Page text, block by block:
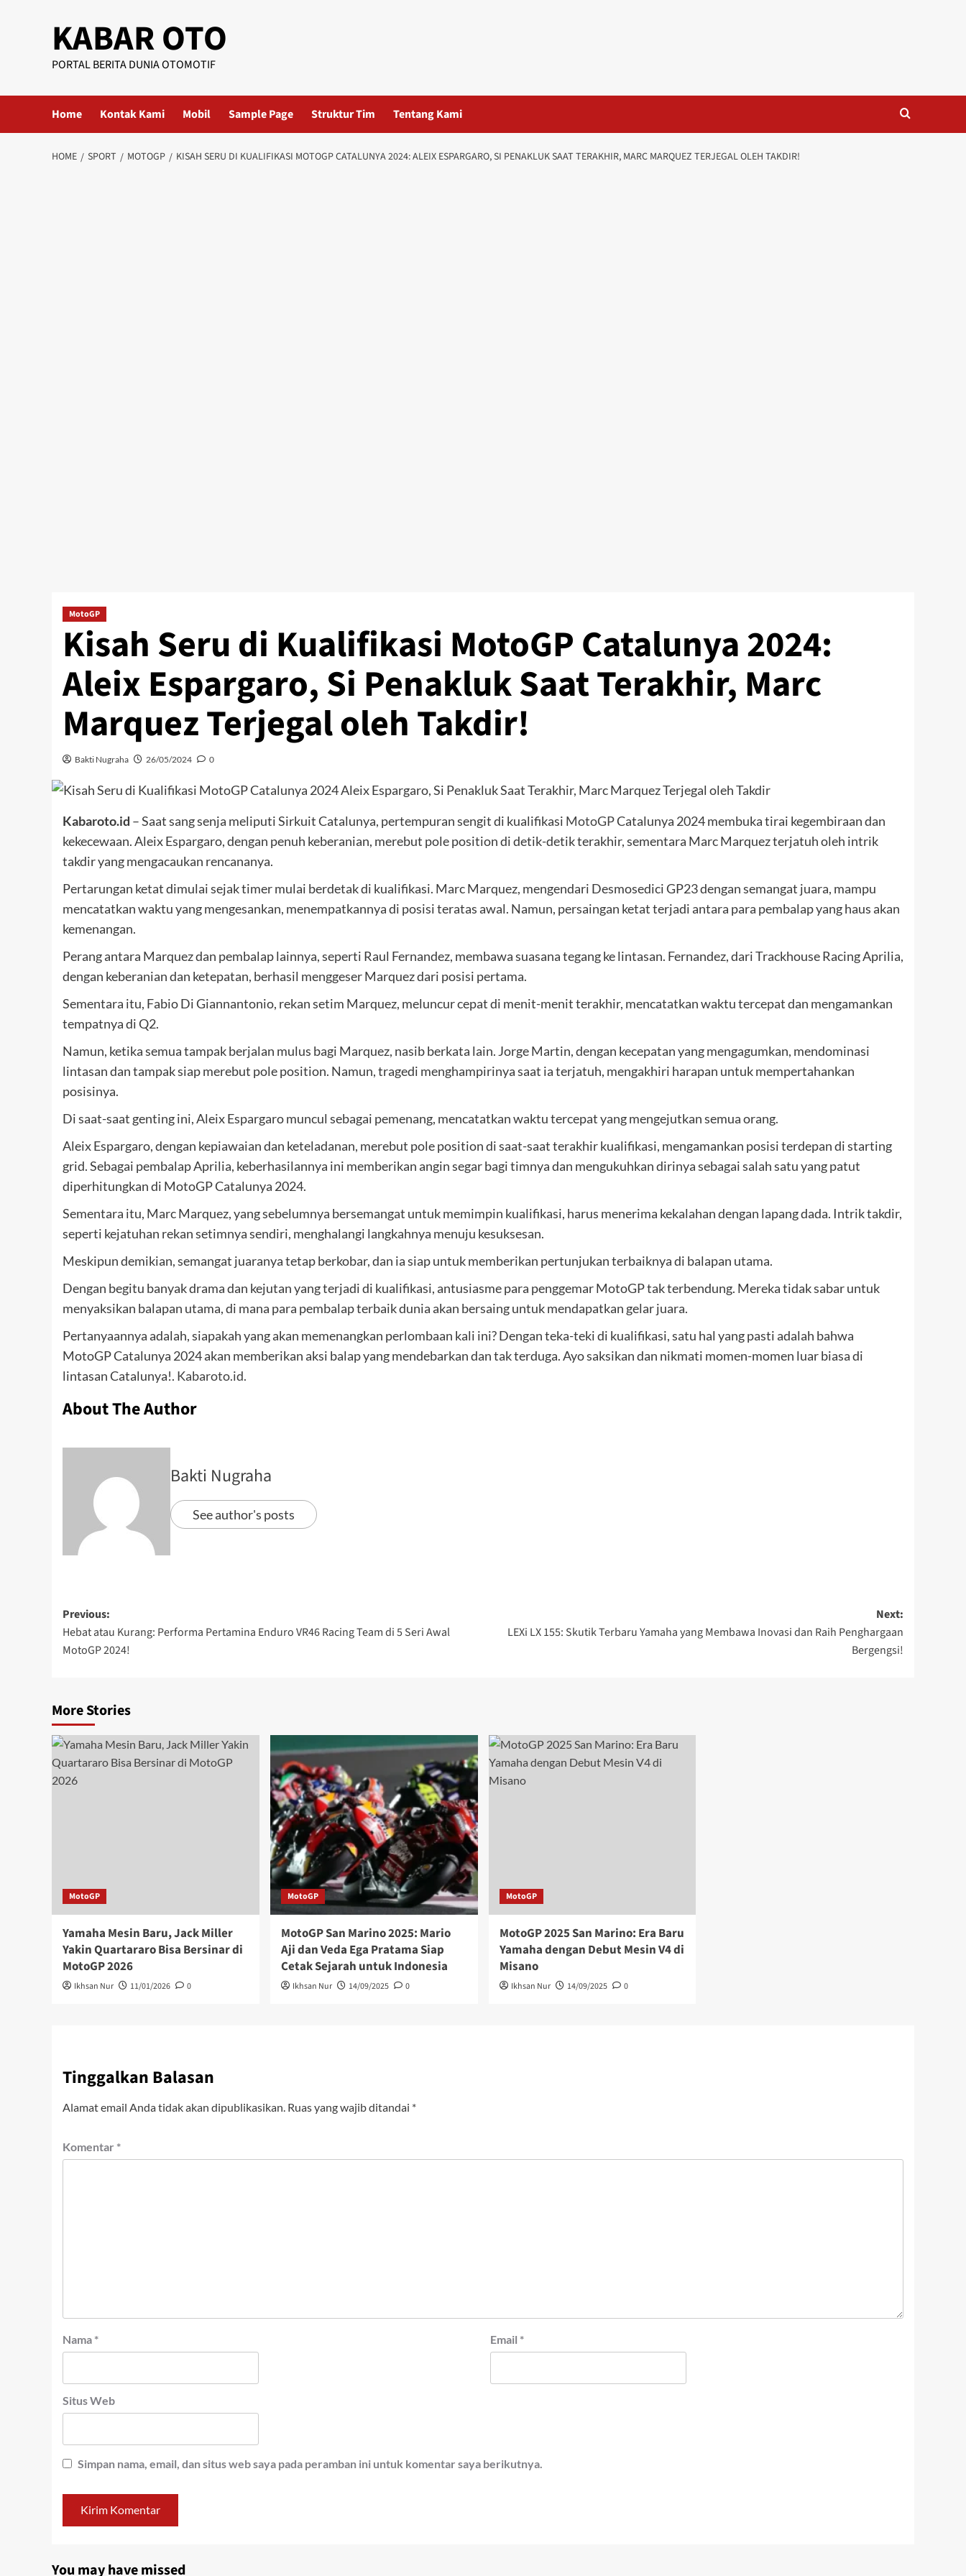
KABAR OTO
PORTAL BERITA DUNIA OTOMOTIF
Home Kontak Kami Mobil Sample Page Struktur Tim Tentang Kami
HOME SPORT MOTOGP KISAH SERU DI KUALIFIKASI MOTOGP CATALUNYA 2024: ALEIX ESPARGARO, SI PENAKLUK SAAT TERAKHIR, MARC MARQUEZ TERJEGAL OLEH TAKDIR!
MotoGP
Kisah Seru di Kualifikasi MotoGP Catalunya 2024:
Aleix Espargaro, Si Penakluk Saat Terakhir, Marc
Marquez Terjegal oleh Takdir!
Bakti Nugraha 26/05/2024 0
Kabaroto.id – Saat sang senja meliputi Sirkuit Catalunya, pertempuran sengit di kualifikasi MotoGPCatalunya 2024 membuka tirai kegembiraan dan
kekecewaan. Aleix Espargaro, dengan penuh keberanian, merebut pole position di detik-detik terakhir, sementara Marc Marquez terjatuh oleh intrik
takdir yang mengacaukan rencananya.
Pertarungan ketat dimulai sejak timer mulai berdetak di kualifikasi. Marc Marquez, mengendari Desmosedici GP23 dengan semangat juara, mampu
mencatatkan waktu yang mengesankan, menempatkannya di posisi teratas awal. Namun, persaingan ketat terjadi antara para pembalap yang haus akan
kemenangan.
Perang antara Marquez dan pembalap lainnya, seperti Raul Fernandez, membawa suasana tegang ke lintasan. Fernandez, dari Trackhouse Racing Aprilia,
dengan keberanian dan ketepatan, berhasil menggeser Marquez dari posisi pertama.
Sementara itu, Fabio Di Giannantonio, rekan setim Marquez, meluncur cepat di menit-menit terakhir, mencatatkan waktu tercepat dan mengamankan
tempatnya di Q2.
Namun, ketika semua tampak berjalan mulus bagi Marquez, nasib berkata lain. Jorge Martin, dengan kecepatan yang mengagumkan, mendominasi
lintasan dan tampak siap merebut pole position. Namun, tragedi menghampirinya saat ia terjatuh, mengakhiri harapan untuk mempertahankan
posisinya.
Di saat-saat genting ini, Aleix Espargaro muncul sebagai pemenang, mencatatkan waktu tercepat yang mengejutkan semua orang.
Aleix Espargaro, dengan kepiawaian dan keteladanan, merebut pole position di saat-saat terakhir kualifikasi, mengamankan posisi terdepan di starting
grid. Sebagai pembalap Aprilia, keberhasilannya ini memberikan angin segar bagi timnya dan mengukuhkan dirinya sebagai salah satu yang patut
diperhitungkan di MotoGP Catalunya 2024.
Sementara itu, Marc Marquez, yang sebelumnya bersemangat untuk memimpin kualifikasi, harus menerima kekalahan dengan lapang dada. Intrik takdir,
seperti kejatuhan rekan setimnya sendiri, menghalangi langkahnya menuju kesuksesan.
Meskipun demikian, semangat juaranya tetap berkobar, dan ia siap untuk memberikan pertunjukan terbaiknya di balapan utama.
Dengan begitu banyak drama dan kejutan yang terjadi di kualifikasi, antusiasme para penggemar MotoGP tak terbendung. Mereka tidak sabar untuk
menyaksikan balapan utama, di mana para pembalap terbaik dunia akan bersaing untuk mendapatkan gelar juara.
Pertanyaannya adalah, siapakah yang akan memenangkan perlombaan kali ini? Dengan teka-teki di kualifikasi, satu hal yang pasti adalah bahwa
MotoGP Catalunya 2024 akan memberikan aksi balap yang mendebarkan dan tak terduga. Ayo saksikan dan nikmati momen-momen luar biasa di
lintasan Catalunya!. Kabaroto.id.
About The Author
Bakti Nugraha
See author's posts
Previous:
Hebat atau Kurang: Performa Pertamina Enduro VR46 Racing Team di 5 Seri Awal
MotoGP 2024!
Next:
LEXi LX 155: Skutik Terbaru Yamaha yang Membawa Inovasi dan Raih Penghargaan
Bergengsi!
More Stories
MotoGP
Yamaha Mesin Baru, Jack Miller
Yakin Quartararo Bisa Bersinar di
MotoGP 2026
Ikhsan Nur 11/01/2026 0
MotoGP
MotoGP San Marino 2025: Mario
Aji dan Veda Ega Pratama Siap
Cetak Sejarah untuk Indonesia
Ikhsan Nur 14/09/2025 0
MotoGP
MotoGP 2025 San Marino: Era Baru
Yamaha dengan Debut Mesin V4 di
Misano
Ikhsan Nur 14/09/2025 0
Tinggalkan Balasan
Alamat email Anda tidak akan dipublikasikan. Ruas yang wajib ditandai *
Komentar *
Nama * Email *
Situs Web
Simpan nama, email, dan situs web saya pada peramban ini untuk komentar saya berikutnya.
You may have missed